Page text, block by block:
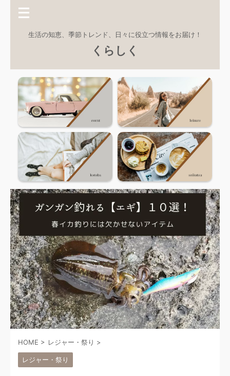
生活の知恵、季節トレンド、日々に役立つ情報をお届け！
くらしく
HOME > レジャー・祭り >
レジャー・祭り